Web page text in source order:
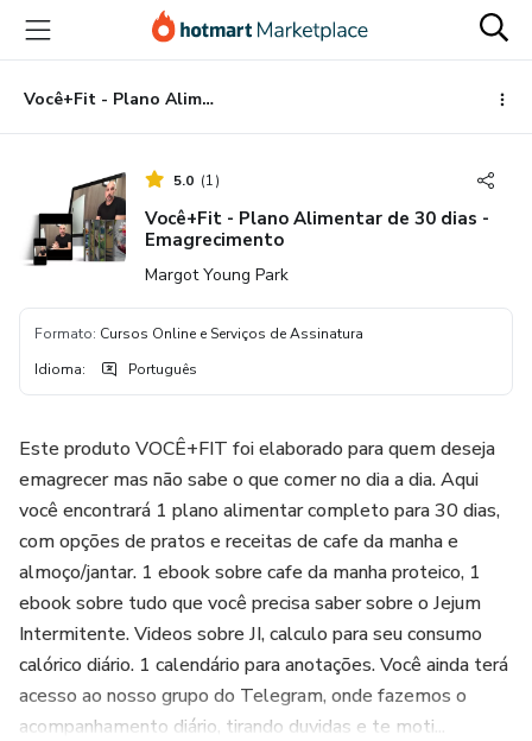
para
conteúdo
principal
para
pagamento
para
rodapé
Você+Fit - Plano Alimentar de 30 dias - Emagrecimento
5.0 (1)
Você+Fit - Plano Alimentar de 30 dias -
Emagrecimento
Margot Young Park
Formato: Cursos Online e Serviços de Assinatura
Idioma: Português
Este produto VOCÊ+FIT foi elaborado para quem deseja
emagrecer mas não sabe o que comer no dia a dia. Aqui
você encontrará 1 plano alimentar completo para 30 dias,
com opções de pratos e receitas de cafe da manha e
almoço/jantar. 1 ebook sobre cafe da manha proteico, 1
ebook sobre tudo que você precisa saber sobre o Jejum
Intermitente. Videos sobre JI, calculo para seu consumo
calórico diário. 1 calendário para anotações. Você ainda terá
acesso ao nosso grupo do Telegram, onde fazemos o
acompanhamento diário, tirando duvidas e te moti...